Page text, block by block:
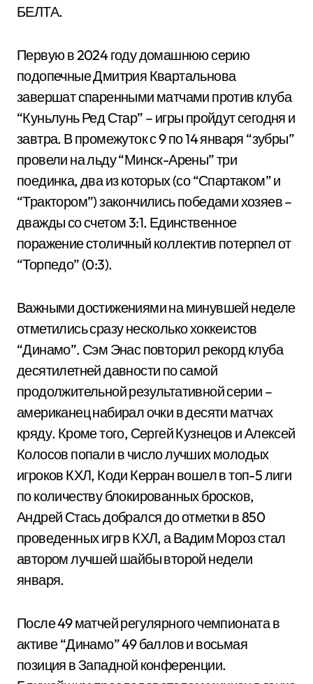
БЕЛТА.
Первую в 2024 году домашнюю серию
подопечные Дмитрия Квартальнова
завершат спаренными матчами против клуба
“Куньлунь Ред Стар” – игры пройдут сегодня и
завтра. В промежуток с 9 по 14 января “зубры”
провели на льду “Минск-Арены” три
поединка, два из которых (со “Спартаком” и
“Трактором”) закончились победами хозяев –
дважды со счетом 3:1. Единственное
поражение столичный коллектив потерпел от
“Торпедо” (0:3).
Важными достижениями на минувшей неделе
отметились сразу несколько хоккеистов
“Динамо”. Сэм Энас повторил рекорд клуба
десятилетней давности по самой
продолжительной результативной серии –
американец набирал очки в десяти матчах
кряду. Кроме того, Сергей Кузнецов и Алексей
Колосов попали в число лучших молодых
игроков КХЛ, Коди Керран вошел в топ-5 лиги
по количеству блокированных бросков,
Андрей Стась добрался до отметки в 850
проведенных игр в КХЛ, а Вадим Мороз стал
автором лучшей шайбы второй недели
января.
После 49 матчей регулярного чемпионата в
активе “Динамо” 49 баллов и восьмая
позиция в Западной конференции.